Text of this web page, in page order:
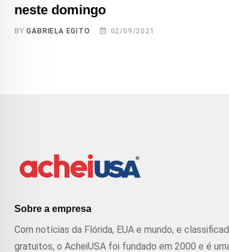
neste domingo
BYGABRIELA EGITO 02/09/2021
Sobre a empresa
Com notícias da Flórida, EUA e mundo, e
gratuitos, o AcheiUSA foi fundado em 2000 e é